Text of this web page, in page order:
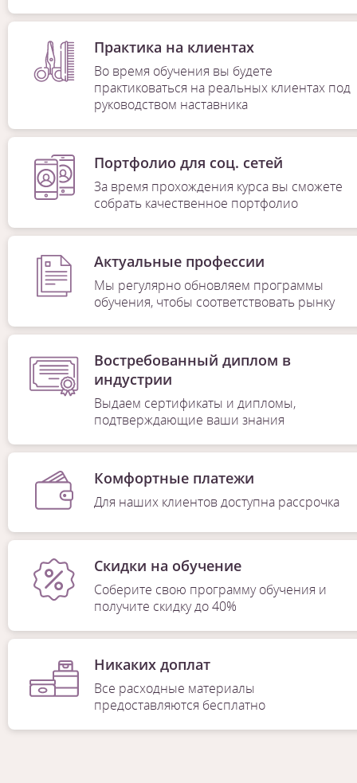
Практика на клиентах
Во время обучения вы будете
практиковаться на реальных клиентах под
руководством наставника
Портфолио для соц. сетей
За время прохождения курса вы сможете
собрать качественное портфолио
Актуальные профессии
Мы регулярно обновляем программы
обучения, чтобы соответствовать рынку
Востребованный диплом в
индустрии
Выдаем сертификаты и дипломы,
подтверждающие ваши знания
Комфортные платежи
Для наших клиентов доступна рассрочка
Скидки на обучение
Соберите свою программу обучения и
получите скидку до 40%
Никаких доплат
Все расходные материалы
предоставляются бесплатно